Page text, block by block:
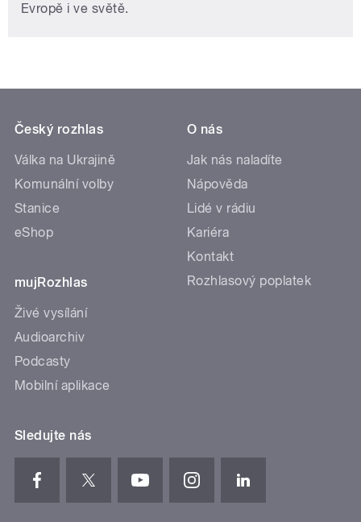
Evropě i ve světě.
Český rozhlas
Válka na Ukrajině
Komunální volby
Stanice
eShop
mujRozhlas
Živé vysílání
Audioarchiv
Podcasty
Mobilní aplikace
O nás
Jak nás naladíte
Nápověda
Lidé v rádiu
Kariéra
Kontakt
Rozhlasový poplatek
Sledujte nás